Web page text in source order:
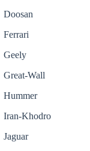
Doosan
Ferrari
Geely
Great-Wall
Hummer
Iran-Khodro
Jaguar